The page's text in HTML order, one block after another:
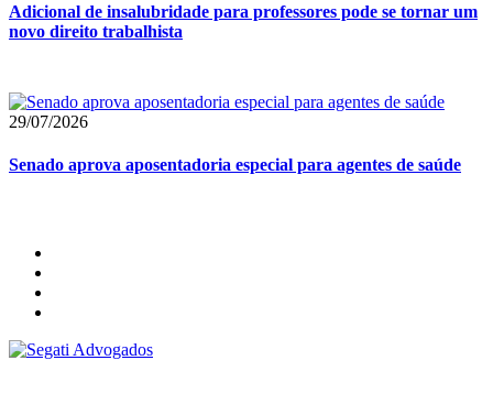
Adicional de insalubridade para professores pode se tornar um
novo direito trabalhista
29/07/2026
Senado aprova aposentadoria especial para agentes de saúde